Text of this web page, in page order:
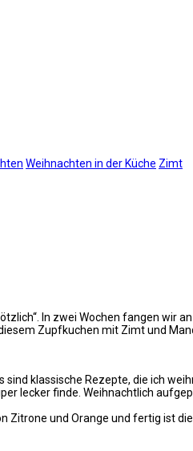
Weihnachten in der Küche Zimt
In zwei Wochen fangen wir
Zupfkuchen mit Zimt und
klassische Rezepte, die ich
lecker finde. Weihnachtlich
und Orange und fertig ist